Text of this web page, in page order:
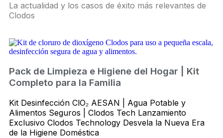
La actualidad y los casos de éxito más relevantes de
Clodos
Pack de Limpieza e Higiene del Hogar | Kit
Completo para la Familia
Kit Desinfección ClO₂ AESAN | Agua Potable y
Alimentos Seguros | Clodos Tech Lanzamiento
Exclusivo Clodos Technology Desvela la Nueva Era
de la Higiene Doméstica